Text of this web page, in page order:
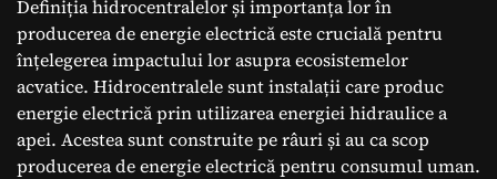
Definiția hidrocentralelor și importanța lor în
producerea de energie electrică este crucială pentru
înțelegerea impactului lor asupra ecosistemelor
acvatice. Hidrocentralele sunt instalații care produc
energie electrică prin utilizarea energiei hidraulice a
apei. Acestea sunt construite pe râuri și au ca scop
producerea de energie electrică pentru consumul uman.